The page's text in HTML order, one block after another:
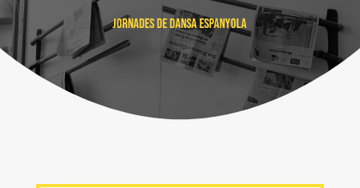
Jornades de Dansa Espanyola